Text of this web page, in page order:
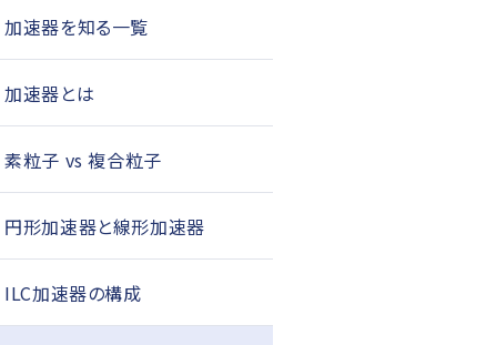
加速器を知る一覧
加速器とは
素粒子 vs 複合粒子
円形加速器と線形加速器
ILC加速器の構成